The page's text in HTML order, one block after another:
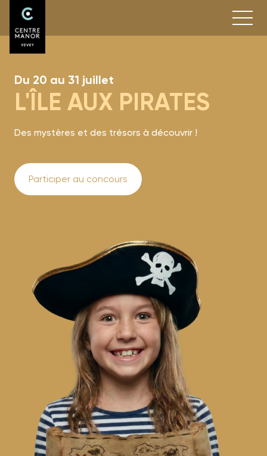
Du 20 au 31 juillet
L'ÎLE AUX PIRATES
Des mystères et des trésors à découvrir !
Participer au concours